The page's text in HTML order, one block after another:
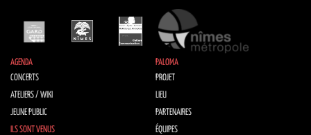
AGENDA
CONCERTS
ATELIERS / WIKI
JEUNE PUBLIC
ILS SONT VENUS
PALOMA
PROJET
LIEU
PARTENAIRES
ÉQUIPES